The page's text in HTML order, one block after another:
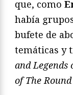
que, como
había
bufete de
temáticas y
and
of The